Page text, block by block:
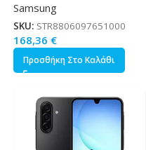
Samsung
SKU: STR8806097651000
168,36 €
Προσθήκη Στο Καλάθι